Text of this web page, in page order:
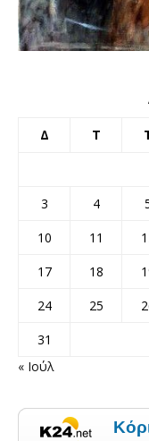
Δ Τ
3
4
10
11
17
18
24
25
31
« Ιούλ